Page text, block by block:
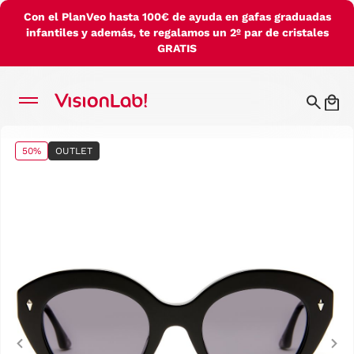
Con el PlanVeo hasta 100€ de ayuda en gafas graduadas
infantiles y además, te regalamos un 2º par de cristales
GRATIS
50% OUTLET
Previous